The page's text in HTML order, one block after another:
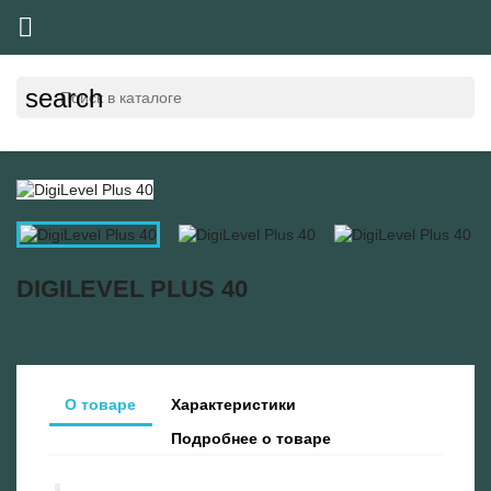

search
DIGILEVEL PLUS 40
О товаре
Характеристики
Подробнее о товаре